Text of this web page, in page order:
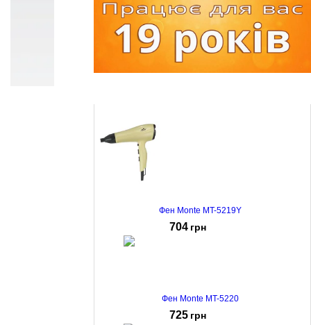
Фен Monte MT-5219Y
704 грн
Фен Monte MT-5220
725 грн